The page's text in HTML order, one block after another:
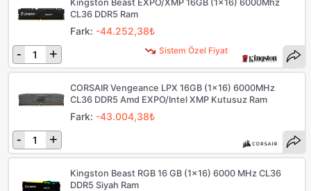
Sistem Özel Fiyat
Kingston Beast EXPO/XMP 16GB (1x16) 6000Mhz
CL36 DDR5 Ram
Fark: -44.252,38₺
- +
CORSAIR Vengeance LPX 16GB (1x16) 6000MHz
CL36 DDR5 Amd EXPO/Intel XMP Kutusuz Ram
Fark: -43.004,38₺
- +
Kingston Beast RGB 16 GB (1x16) 6000 MHz CL36
DDR5 Siyah Ram